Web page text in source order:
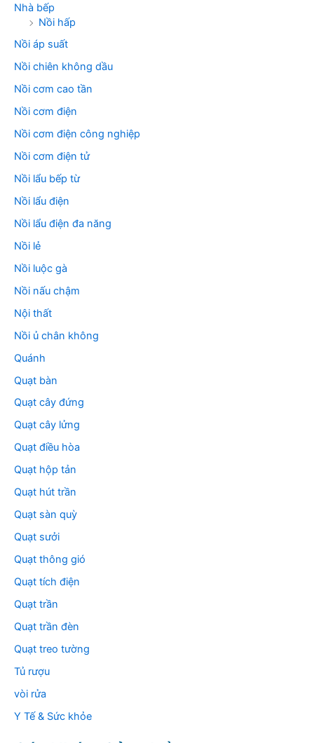
Nhà bếp
Nồi hấp
Nồi áp suất
Nồi chiên không dầu
Nồi cơm cao tần
Nồi cơm điện
Nồi cơm điện công nghiệp
Nồi cơm điện tử
Nồi lẩu bếp từ
Nồi lẩu điện
Nồi lẩu điện đa năng
Nồi lẻ
Nồi luộc gà
Nồi nấu chậm
Nội thất
Nồi ủ chân không
Quánh
Quạt bàn
Quạt cây đứng
Quạt cây lửng
Quạt điều hòa
Quạt hộp tản
Quạt hút trần
Quạt sàn quỳ
Quạt sưởi
Quạt thông gió
Quạt tích điện
Quạt trần
Quạt trần đèn
Quạt treo tường
Tủ rượu
vòi rửa
Y Tế & Sức khỏe